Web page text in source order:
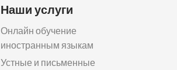
Наши услуги
Онлайн обучение
иностранным языкам
Устные и письменные